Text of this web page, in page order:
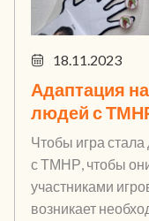
18.11.2023
Адаптация
людей с
Чтобы игра
с ТМНР, чтобы
участниками
возникает